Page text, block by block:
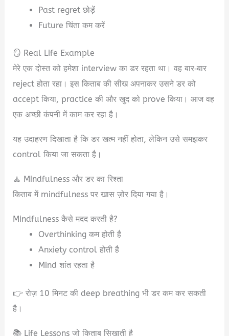
Past regret छोड़ें
Future चिंता कम करें
🪞 Real Life Example
मेरे एक दोस्त को हमेशा interview का डर रहता था। वह बार‑बार
reject होता रहा। इस किताब की सीख अपनाकर उसने डर को
accept किया, practice की और खुद को prove किया। आज वह
एक अच्छी कंपनी में काम कर रहा है।
यह उदाहरण दिखाता है कि डर खत्म नहीं होता, लेकिन उसे समझकर
control किया जा सकता है।
🧘 Mindfulness और डर का रिश्ता
किताब में mindfulness पर खास ज़ोर दिया गया है।
Mindfulness कैसे मदद करती है?
Overthinking कम होती है
Anxiety control होती है
Mind शांत रहता है
👉 रोज़ 10 मिनट की deep breathing भी डर कम कर सकती
है।
📚 Life Lessons जो किताब सिखाती है